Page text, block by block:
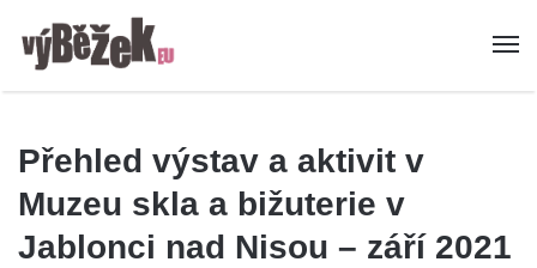
Přehled výstav a aktivit v
Muzeu skla a bižuterie v
Jablonci nad Nisou – září 2021